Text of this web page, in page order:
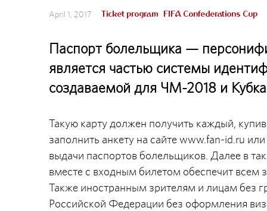
April 1, 2017 Ticket program FIFA Confederations Cup
Паспорт болельщика —
является частью системы
создаваемой для ЧМ-2018 и
Такую карту должен получить каждый,
заполнить анкету на сайте www.fan-id.ru
выдачи паспортов болельщиков. Далее в
вместе с входным билетом обеспечит
Также иностранным зрителям и лицам без
Российской Федерации без оформления